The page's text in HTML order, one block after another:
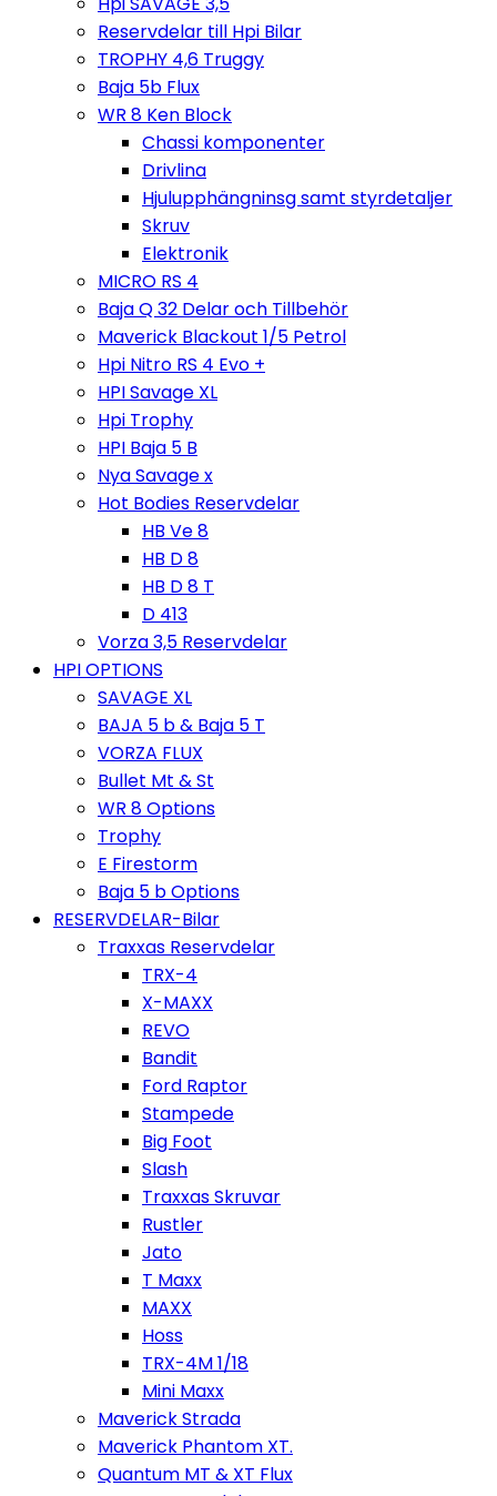
Reservdelar till Hpi Bilar
TROPHY 4,6 Truggy
Baja 5b Flux
WR 8 Ken Block
Chassi komponenter
Drivlina
Hjulupphängninsg samt styrdetaljer
Skruv
Elektronik
MICRO RS 4
Baja Q 32 Delar och Tillbehör
Maverick Blackout 1/5 Petrol
Hpi Nitro RS 4 Evo +
HPI Savage XL
Hpi Trophy
HPI Baja 5 B
Nya Savage x
Hot Bodies Reservdelar
HB Ve 8
HB D 8
HB D 8 T
D 413
Vorza 3,5 Reservdelar
HPI OPTIONS
SAVAGE XL
BAJA 5 b & Baja 5 T
VORZA FLUX
Bullet Mt & St
WR 8 Options
Trophy
E Firestorm
Baja 5 b Options
RESERVDELAR-Bilar
Traxxas Reservdelar
TRX-4
X-MAXX
REVO
Bandit
Ford Raptor
Stampede
Big Foot
Slash
Traxxas Skruvar
Rustler
Jato
T Maxx
MAXX
Hoss
TRX-4M 1/18
Mini Maxx
Maverick Strada
Maverick Phantom XT.
Quantum MT & XT Flux